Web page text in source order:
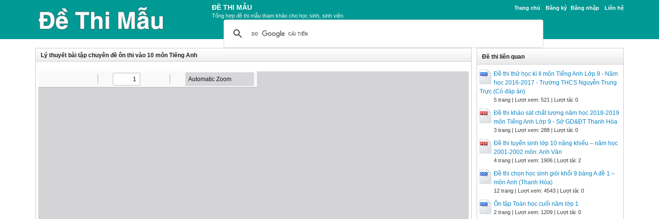
Trang chủ Đăng ký Đăng nhập Liên hệ
ĐỀ THI MẪU
Tổng hợp đề thi mẫu tham khảo cho học sinh, sinh viên.
Lý thuyết bài tập chuyên đề ôn thi vào 10 môn Tiếng Anh Đề thi liên quan
Đề thi thử học kì II môn Tiếng Anh Lớp 9 - Năm
học 2016-2017 - Trường THCS Nguyễn Trung
Trực (Có đáp án)
5 trang | Lượt xem: 521 | Lượt tải: 0
Đề thi khảo sát chất lượng năm học 2018-2019
môn Tiếng Anh Lớp 9 - Sở GD&ĐT Thanh Hóa
3 trang | Lượt xem: 288 | Lượt tải: 0
Đề thi tuyển sinh lớp 10 năng khiếu – năm học
2001-2002 môn: Anh Văn
4 trang | Lượt xem: 1906 | Lượt tải: 2
Đề thi chọn học sinh giỏi khối 9 bảng A đề 1 –
môn Anh (Thanh Hóa)
12 trang | Lượt xem: 4543 | Lượt tải: 0
Ôn tập Toán học cuối năm lớp 1
2 trang | Lượt xem: 1209 | Lượt tải: 0